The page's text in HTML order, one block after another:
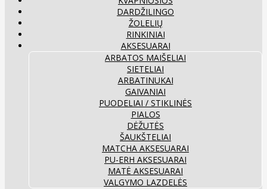
DARDŽILINGO
ŽOLELIŲ
RINKINIAI
AKSESUARAI
ARBATOS MAIŠELIAI
SIETELIAI
ARBATINUKAI
GAIVANIAI
PUODELIAI / STIKLINĖS
PIALOS
DĖŽUTĖS
ŠAUKŠTELIAI
MATCHA AKSESUARAI
PU-ERH AKSESUARAI
MATĖ AKSESUARAI
VALGYMO LAZDELĖS